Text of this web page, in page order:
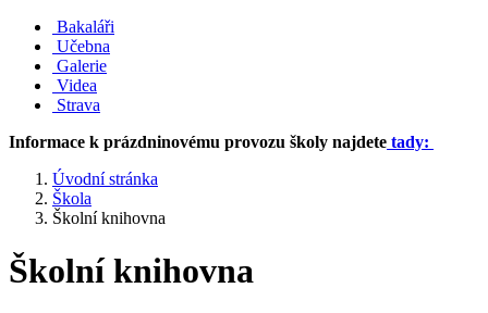
Bakaláři
Učebna
Galerie
Videa
Strava
Informace k prázdninovému provozu školy najdete tady:
Úvodní stránka
Škola
Školní knihovna
Školní knihovna